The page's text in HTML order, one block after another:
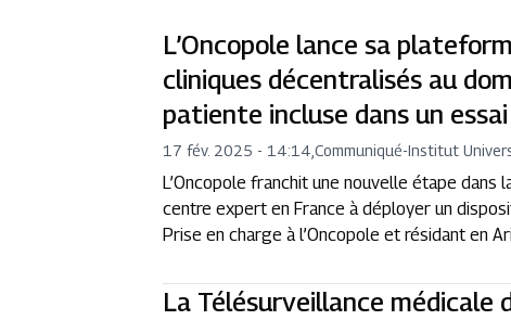
L’Oncopole lance sa
cliniques décentralisés au
patiente incluse dans un
17 fév. 2025 - 14:14 ,Communiqué-Institut
L’Oncopole franchit une nouvelle étape
centre expert en France à déployer un
Prise en charge à l’Oncopole et résidant en
La Télésurveillance médicale